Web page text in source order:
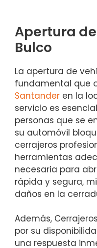
Apertura
Bulco
La apertura de
fundamental que
Santander en la
servicio es
personas que se
su automóvil
cerrajeros
herramientas
necesaria para
rápida y segura,
daños en la
Además,
por su
una respuesta